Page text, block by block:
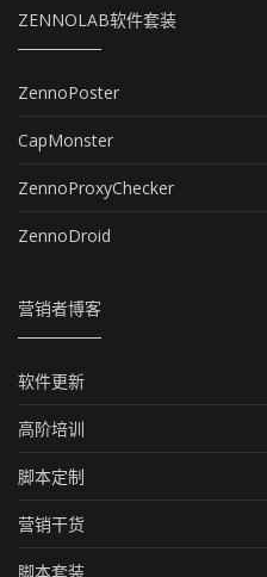
ZENNOLAB软件套装
ZennoPoster
CapMonster
ZennoProxyChecker
ZennoDroid
营销者博客
软件更新
高阶培训
脚本定制
营销干货
脚本套装